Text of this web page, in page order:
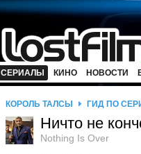
СЕРИАЛЫ КИНО НОВОСТИ
КОРОЛЬ ТАЛСЫ ГИД ПО
Ничто не
Nothing Is Over